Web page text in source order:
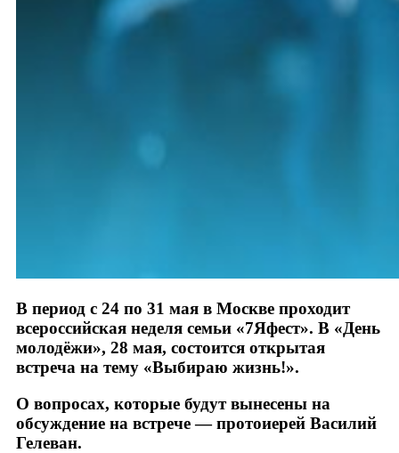
В период с 24 по 31 мая в Москве проходит
всероссийская неделя семьи «7Яфест». В «День
молодёжи», 28 мая, состоится открытая
встреча на тему «Выбираю жизнь!».
О вопросах, которые будут вынесены на
обсуждение на встрече — протоиерей Василий
Гелеван.